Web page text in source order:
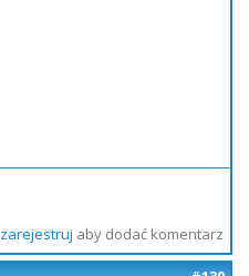
zarejestruj aby dodać komentarz